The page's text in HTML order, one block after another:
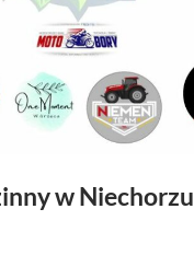
w Niechorzu